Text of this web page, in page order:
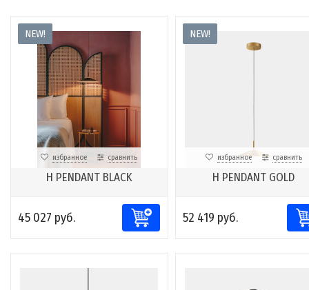
NEW!
избранное сравнить
H PENDANT BLACK
45 027 руб.
NEW!
избранное сравнить
H PENDANT GOLD
52 419 руб.